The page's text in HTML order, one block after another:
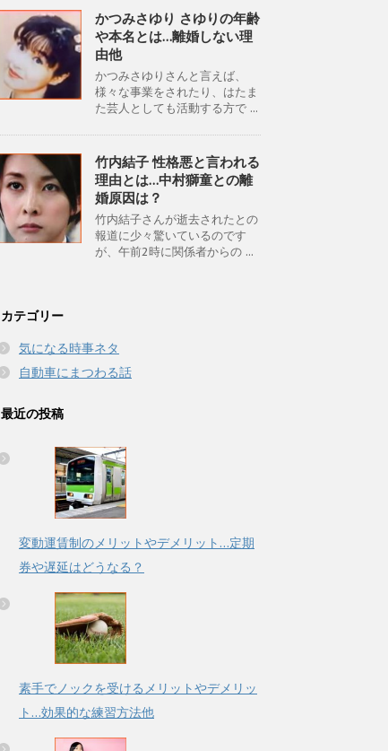
かつみさゆり さゆりの年齢
や本名とは…離婚しない理
由他
かつみさゆりさんと言えば、
様々な事業をされたり、はたま
た芸人としても活動する方で ...
竹内結子 性格悪と言われる
理由とは…中村獅童との離
婚原因は？
竹内結子さんが逝去されたとの
報道に少々驚いているのです
が、午前2時に関係者からの ...
カテゴリー
気になる時事ネタ
自動車にまつわる話
最近の投稿
変動運賃制のメリットやデメリット…定期
券や遅延はどうなる？
素手でノックを受けるメリットやデメリッ
ト…効果的な練習方法他